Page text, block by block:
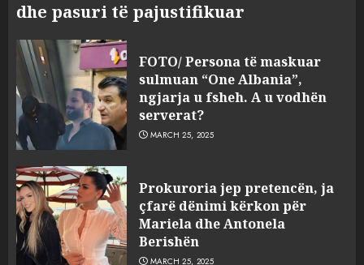
dhe pasuri të pajustifikuar
FOTO/ Persona të maskuar
sulmuan “One Albania”,
ngjarja u fsheh. A u vodhën
serverat?
MARCH 25, 2025
Prokuroria jep pretencën, ja
çfarë dënimi kërkon për
Mariela dhe Antonela
Berishën
MARCH 25, 2025